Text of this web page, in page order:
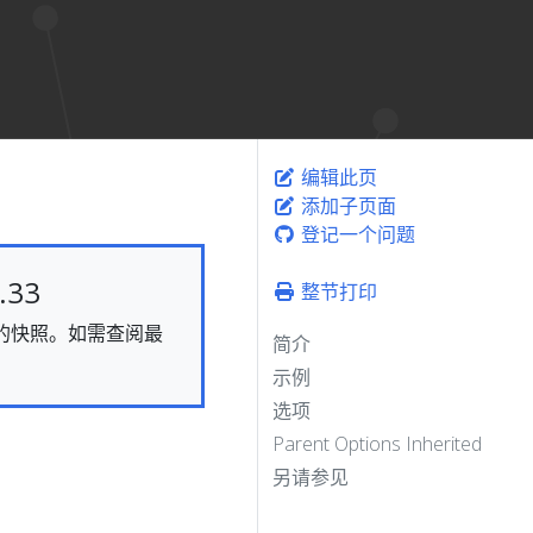
快照。如需查阅最
编辑此页
添加子页面
登记一个问题
整节打印
简介
示例
选项
Parent Options Inherited
另请参见